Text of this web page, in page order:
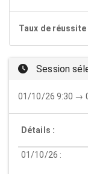
Taux de réussite
Session
01/10/26 9:30 →
Détails :
01/10/26 :